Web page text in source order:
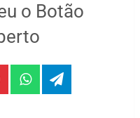
o Botão